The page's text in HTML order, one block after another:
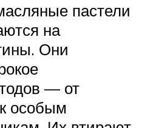
пастели
на
Они
— от
особым